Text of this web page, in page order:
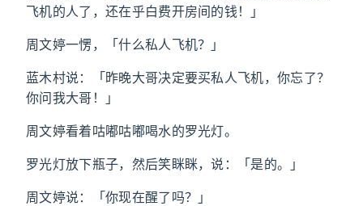
飞机的人了，还在乎白费开房间的钱！」
周文婷一愣，「什么私人飞机？」
蓝木村说：「昨晚大哥决定要买私人飞机，你忘了？
你问我大哥！」
周文婷看着咕嘟咕嘟喝水的罗光灯。
罗光灯放下瓶子，然后笑眯眯，说：「是的。」
周文婷说：「你现在醒了吗？」